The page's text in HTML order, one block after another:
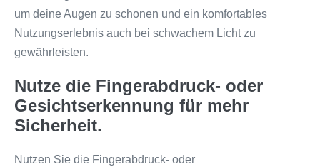
um deine Augen zu schonen und ein komfortables
Nutzungserlebnis auch bei schwachem Licht zu
gewährleisten.
Nutze die Fingerabdruck- oder
Gesichtserkennung für mehr
Sicherheit.
Nutzen Sie die Fingerabdruck- oder